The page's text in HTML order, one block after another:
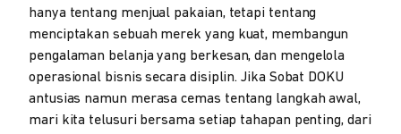
hanya tentang menjual pakaian, tetapi tentang
menciptakan sebuah merek yang kuat, membangun
pengalaman belanja yang berkesan, dan mengelola
operasional bisnis secara disiplin. Jika Sobat DOKU
antusias namun merasa cemas tentang langkah awal,
mari kita telusuri bersama setiap tahapan penting, dari